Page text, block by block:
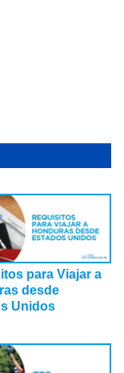
para Viajar a
desde
Unidos